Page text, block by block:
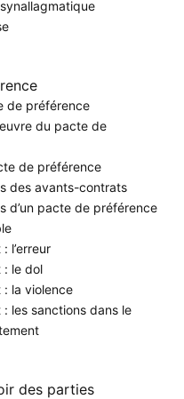
de préférence
du pacte de
de préférence
des avants-contrats
d’un pacte de préférence
l’erreur
: le dol
: la violence
les sanctions dans le
des parties